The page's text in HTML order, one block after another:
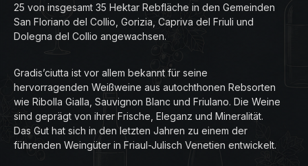
25 von insgesamt 35 Hektar Rebfläche in den Gemeinden
San Floriano del Collio, Gorizia, Capriva del Friuli und
Dolegna del Collio angewachsen.
Gradis’ciutta ist vor allem bekannt für seine
hervorragenden Weißweine aus autochthonen Rebsorten
wie Ribolla Gialla, Sauvignon Blanc und Friulano. Die Weine
sind geprägt von ihrer Frische, Eleganz und Mineralität.
Das Gut hat sich in den letzten Jahren zu einem der
führenden Weingüter in Friaul-Julisch Venetien entwickelt.